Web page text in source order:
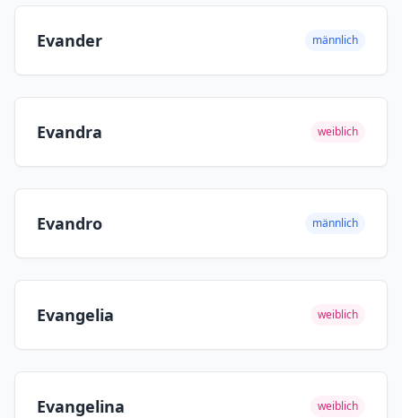
Evander männlich
Evandra weiblich
Evandro männlich
Evangelia weiblich
Evangelina weiblich